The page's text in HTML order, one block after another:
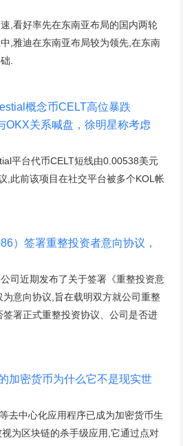
看好率先在东南亚布局的国内两轮
,雅迪在东南亚布局较为领先,在东南
.
概念币CELT高位暴跌
OKX关系喊盘，徐明星称考虑
平台代币CELT短线由0.00538美元
,此前该项目在社交平台被多个KOL帐
）签署重整投资者意向协议，
司近期发布了关于签署《重整投资意
意向协议,旨在载明双方就公司重整
署正式重整投资协议、公司是否进
加密货币为什么它不是现实世
去中心化应用程序已成为加密货币生
为区块链的杀手级应用,它通过点对